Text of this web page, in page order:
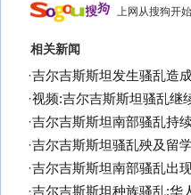
上网从搜狗开始
相关新闻
·吉尔吉斯斯坦发生骚乱造
·视频:吉尔吉斯斯坦骚乱继
·吉尔吉斯斯坦南部骚乱持
·吉尔吉斯斯坦骚乱殃及留
·吉尔吉斯斯坦南部骚乱出
·吉尔吉斯斯坦种族骚乱:华